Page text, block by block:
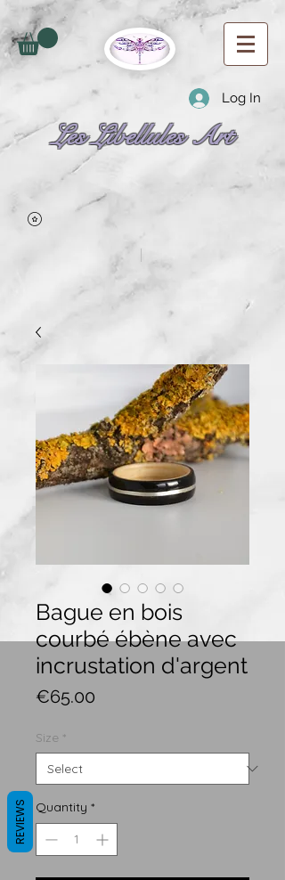
Log In
Les Libellules Art
Bague en bois
courbé ébène avec
incrustation d'argent
€65.00
Size *
Quantity *
REVIEWS